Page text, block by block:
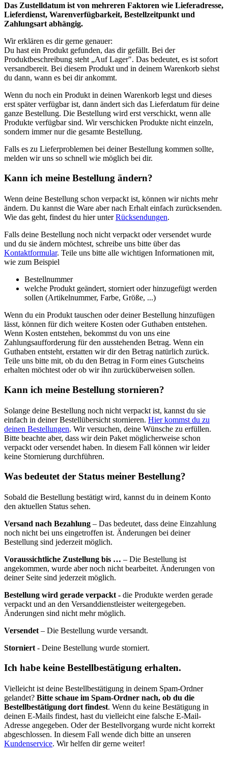
Das Zustelldatum ist von mehreren Faktoren wie Lieferadresse,
Lieferdienst, Warenverfügbarkeit, Bestellzeitpunkt und
Zahlungsart abhängig.
Wir erklären es dir gerne genauer:
Du hast ein Produkt gefunden, das dir gefällt. Bei der
Produktbeschreibung steht „Auf Lager". Das bedeutet, es ist sofort
versandbereit. Bei diesem Produkt und in deinem Warenkorb siehst
du dann, wann es bei dir ankommt.
Wenn du noch ein Produkt in deinen Warenkorb legst und dieses
erst später verfügbar ist, dann ändert sich das Lieferdatum für deine
ganze Bestellung. Die Bestellung wird erst verschickt, wenn alle
Produkte verfügbar sind. Wir verschicken Produkte nicht einzeln,
sondern immer nur die gesamte Bestellung.
Falls es zu Lieferproblemen bei deiner Bestellung kommen sollte,
melden wir uns so schnell wie möglich bei dir.
Kann ich meine Bestellung ändern?
Wenn deine Bestellung schon verpackt ist, können wir nichts mehr
ändern. Du kannst die Ware aber nach Erhalt einfach zurücksenden.
Wie das geht, findest du hier unterRücksendungen.
Falls deine Bestellung noch nicht verpackt oder versendet wurde
und du sie ändern möchtest, schreibe uns bitte über das
Kontaktformular. Teile uns bitte alle wichtigen Informationen mit,
wie zum Beispiel
Bestellnummer
welche Produkt geändert, storniert oder hinzugefügt werden
sollen (Artikelnummer, Farbe, Größe, ...)
Wenn du ein Produkt tauschen oder deiner Bestellung hinzufügen
lässt, können für dich weitere Kosten oder Guthaben entstehen.
Wenn Kosten entstehen, bekommst du von uns eine
Zahlungsaufforderung für den ausstehenden Betrag. Wenn ein
Guthaben entsteht, erstatten wir dir den Betrag natürlich zurück.
Teile uns bitte mit, ob du den Betrag in Form eines Gutscheins
erhalten möchtest oder ob wir ihn zurücküberweisen sollen.
Kann ich meine Bestellung stornieren?
Solange deine Bestellung noch nicht verpackt ist, kannst du sie
einfach in deiner Bestellübersicht stornieren. Hier kommst du zu
deinen Bestellungen. Wir versuchen, deine Wünsche zu erfüllen.
Bitte beachte aber, dass wir dein Paket möglicherweise schon
verpackt oder versendet haben. In diesem Fall können wir leider
keine Stornierung durchführen.
Was bedeutet der Status meiner Bestellung?
Sobald die Bestellung bestätigt wird, kannst du in deinem Konto
den aktuellen Status sehen.
Versand nach Bezahlung – Das bedeutet, dass deine Einzahlung
noch nicht bei uns eingetroffen ist. Änderungen bei deiner
Bestellung sind jederzeit möglich.
Voraussichtliche Zustellung bis … – Die Bestellung ist
angekommen, wurde aber noch nicht bearbeitet. Änderungen von
deiner Seite sind jederzeit möglich.
Bestellung wird gerade verpackt - die Produkte werden gerade
verpackt und an den Versanddienstleister weitergegeben.
Änderungen sind nicht mehr möglich.
Versendet – Die Bestellung wurde versandt.
Storniert - Deine Bestellung wurde storniert.
Ich habe keine Bestellbestätigung erhalten.
Vielleicht ist deine Bestellbestätigung in deinem Spam-Ordner
gelandet? Bitte schaue im Spam-Ordner nach, ob du die
Bestellbestätigung dort findest. Wenn du keine Bestätigung in
deinen E-Mails findest, hast du vielleicht eine falsche E-Mail-
Adresse angegeben. Oder der Bestellvorgang wurde nicht korrekt
abgeschlossen. In diesem Fall wende dich bitte an unseren
Kundenservice. Wir helfen dir gerne weiter!